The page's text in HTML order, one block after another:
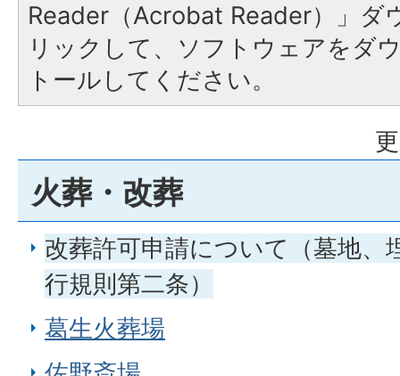
Reader（Acrobat Reader）」ダ
リックして、ソフトウェアをダ
トールしてください。
火葬・改葬
改葬許可申請について（墓地、
行規則第二条）
葛生火葬場